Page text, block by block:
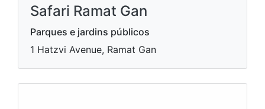
Safari Ramat Gan
Parques e jardins públicos
1 Hatzvi Avenue, Ramat Gan